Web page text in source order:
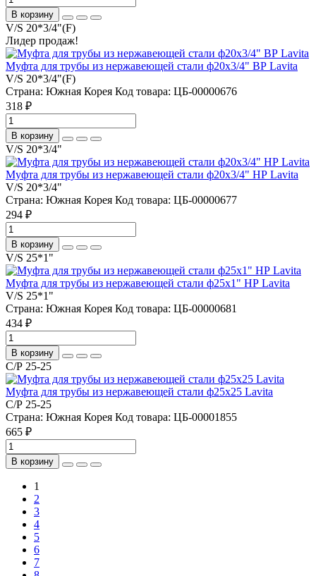
В корзину
V/S 20*3/4"(F)
Лидер продаж!
Муфта для трубы из нержавеющей стали ф20х3/4" ВР Lavita
V/S 20*3/4"(F)
Страна: Южная Корея Код товара: ЦБ-00000676
318 ₽
В корзину
V/S 20*3/4"
Муфта для трубы из нержавеющей стали ф20х3/4" НР Lavita
V/S 20*3/4"
Страна: Южная Корея Код товара: ЦБ-00000677
294 ₽
В корзину
V/S 25*1"
Муфта для трубы из нержавеющей стали ф25х1" НР Lavita
V/S 25*1"
Страна: Южная Корея Код товара: ЦБ-00000681
434 ₽
В корзину
С/Р 25-25
Муфта для трубы из нержавеющей стали ф25х25 Lavita
С/Р 25-25
Страна: Южная Корея Код товара: ЦБ-00001855
665 ₽
В корзину
1
2
3
4
5
6
7